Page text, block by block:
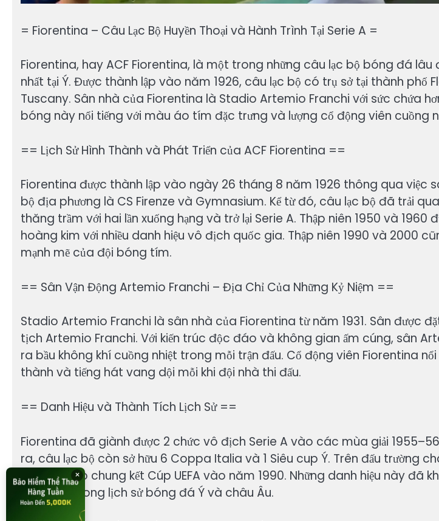
= Fiorentina – Câu Lạc Bộ Huyền Thoại và Hành Trình Tại Serie A =
Fiorentina, hay ACF Fiorentina, là một trong những câu lạc bộ bóng đá lâu
nhất tại Ý. Được thành lập vào năm 1926, câu lạc bộ có trụ sở tại thành phố
Tuscany. Sân nhà của Fiorentina là Stadio Artemio Franchi với sức chứa
bóng này nổi tiếng với màu áo tím đặc trưng và lượng cổ động viên cuồng
== Lịch Sử Hình Thành và Phát Triển của ACF Fiorentina ==
Fiorentina được thành lập vào ngày 26 tháng 8 năm 1926 thông qua việc
bộ địa phương là CS Firenze và Gymnasium. Kể từ đó, câu lạc bộ đã trải
thăng trầm với hai lần xuống hạng và trở lại Serie A. Thập niên 1950 và 1960
hoàng kim với nhiều danh hiệu vô địch quốc gia. Thập niên 1990 và 2000
mạnh mẽ của đội bóng tím.
== Sân Vận Động Artemio Franchi – Địa Chỉ Của Những Kỷ Niệm ==
Stadio Artemio Franchi là sân nhà của Fiorentina từ năm 1931. Sân được
tịch Artemio Franchi. Với kiến trúc độc đáo và không gian ấm cúng, sân
ra bầu không khí cuồng nhiệt trong mỗi trận đấu. Cổ động viên Fiorentina
thành và tiếng hát vang dội mỗi khi đội nhà thi đấu.
== Danh Hiệu và Thành Tích Lịch Sử ==
Fiorentina đã giành được 2 chức vô địch Serie A vào các mùa giải
ra, câu lạc bộ còn sở hữu 6 Coppa Italia và 1 Siêu cup Ý. Trên đấu trường
từng lọt vào chung kết Cúp UEFA vào năm 1990. Những danh hiệu này đã
đội bóng trong lịch sử bóng đá Ý và châu Âu.
×